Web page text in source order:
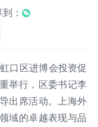
：
口区进博会投资促
举行，区委书记李
出席活动。上海外
域的卓越表现与品